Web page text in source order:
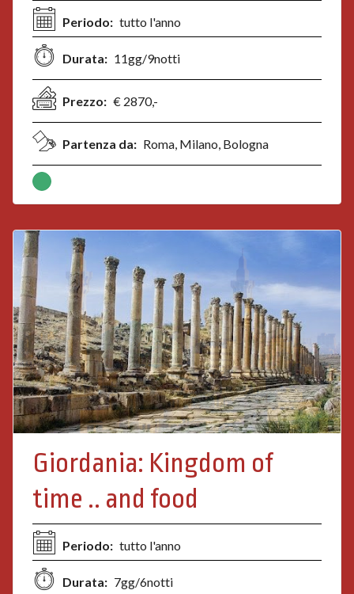
Periodo: tutto l'anno
Durata: 11gg/9notti
Prezzo: € 2870,-
Partenza da: Roma, Milano, Bologna
Giordania: Kingdom of
time .. and food
Periodo: tutto l'anno
Durata: 7gg/6notti